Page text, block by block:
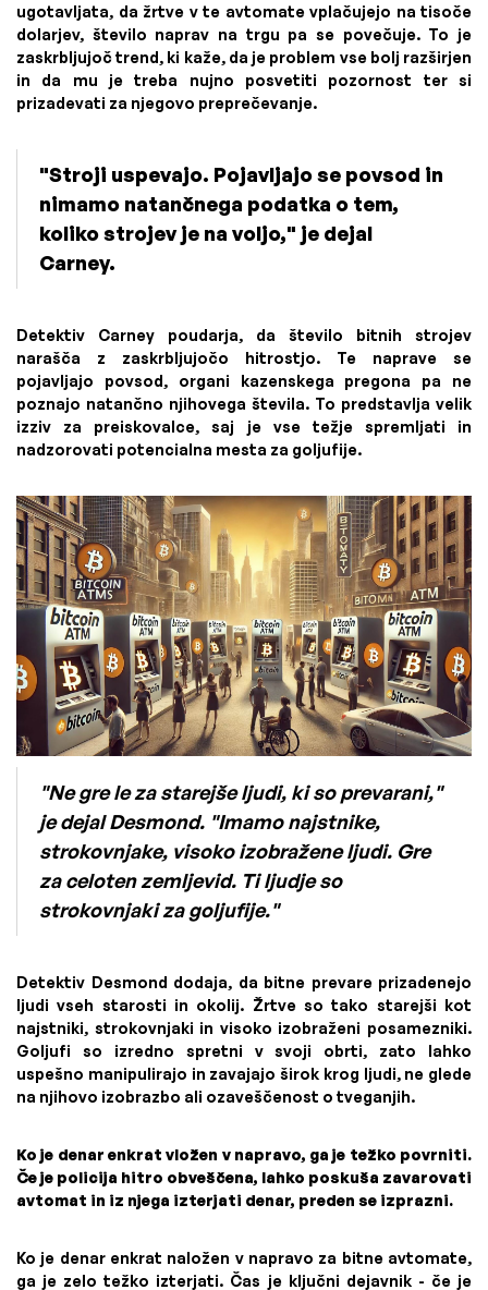
ugotavljata, da žrtve v te avtomate vplačujejo na tisoče
dolarjev, število naprav na trgu pa se povečuje. To je
zaskrbljujoč trend, ki kaže, da je problem vse bolj razširjen
in da mu je treba nujno posvetiti pozornost ter si
prizadevati za njegovo preprečevanje.
"Stroji uspevajo. Pojavljajo se povsod in
nimamo natančnega podatka o tem,
koliko strojev je na voljo," je dejal
Carney.
Detektiv Carney poudarja, da število bitnih strojev
narašča z zaskrbljujočo hitrostjo. Te naprave se
pojavljajo povsod, organi kazenskega pregona pa ne
poznajo natančno njihovega števila. To predstavlja velik
izziv za preiskovalce, saj je vse težje spremljati in
nadzorovati potencialna mesta za goljufije.
"Ne gre le za starejše ljudi, ki so prevarani,"
je dejal Desmond. "Imamo najstnike,
strokovnjake, visoko izobražene ljudi. Gre
za celoten zemljevid. Ti ljudje so
strokovnjaki za goljufije."
Detektiv Desmond dodaja, da bitne prevare prizadenejo
ljudi vseh starosti in okolij. Žrtve so tako starejši kot
najstniki, strokovnjaki in visoko izobraženi posamezniki.
Goljufi so izredno spretni v svoji obrti, zato lahko
uspešno manipulirajo in zavajajo širok krog ljudi, ne glede
na njihovo izobrazbo ali ozaveščenost o tveganjih.
Ko je denar enkrat vložen v napravo, ga je težko povrniti.
Če je policija hitro obveščena, lahko poskuša zavarovati
avtomat in iz njega izterjati denar, preden se izprazni.
Ko je denar enkrat naložen v napravo za bitne avtomate,
ga je zelo težko izterjati. Čas je ključni dejavnik - če je